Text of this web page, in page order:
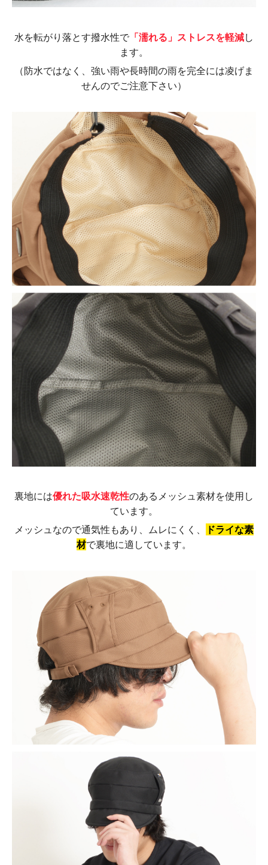
水を転がり落とす撥水性で 「濡れる」ストレスを軽減し
ます。
（防水ではなく、強い雨や長時間の雨を完全には凌げま
せんのでご注意下さい）
裏地には優れた吸水速乾性のあるメッシュ素材を使用し
ています。
メッシュなので通気性もあり、ムレにくく、
ドライな素
材で裏地に適しています。